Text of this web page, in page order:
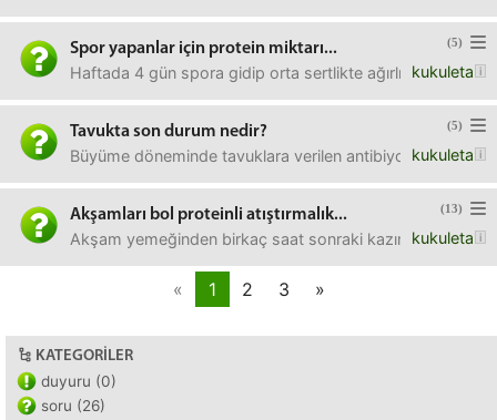
(5)
Spor yapanlar için protein miktarı...
kukuleta
Haftada 4 gün spora gidip orta sertlikte ağırlık
(5)
Tavukta son durum nedir?
kukuleta
Büyüme döneminde tavuklara verilen antibiyotik ve
(13)
Akşamları bol proteinli atıştırmalık...
kukuleta
Akşam yemeğinden birkaç saat sonraki kazınmada ufak
« 1 2 3 »
KATEGORILER
duyuru (0)
soru (26)